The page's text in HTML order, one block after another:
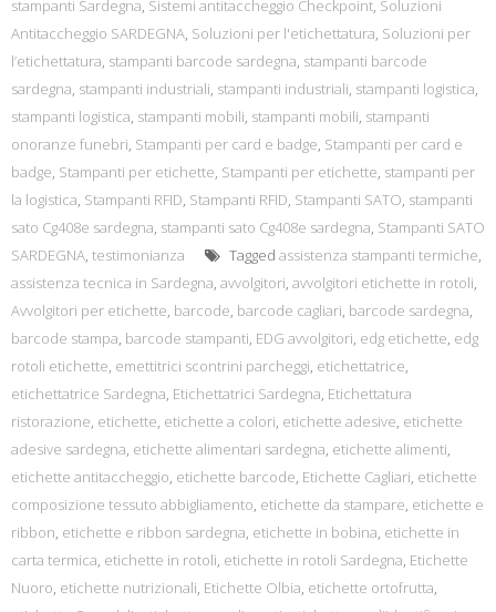
stampanti Sardegna, Sistemi antitaccheggio Checkpoint, Soluzioni
Antitaccheggio SARDEGNA, Soluzioni per l'etichettatura, Soluzioni per
l’etichettatura, stampanti barcode sardegna, stampanti barcode
sardegna, stampanti industriali, stampanti industriali, stampanti logistica,
stampanti logistica, stampanti mobili, stampanti mobili, stampanti
onoranze funebri, Stampanti per card e badge, Stampanti per card e
badge, Stampanti per etichette, Stampanti per etichette, stampanti per
la logistica, Stampanti RFID, Stampanti RFID, Stampanti SATO, stampanti
sato Cg408e sardegna, stampanti sato Cg408e sardegna, Stampanti SATO
SARDEGNA, testimonianza Tagged assistenza stampanti termiche,
assistenza tecnica in Sardegna, avvolgitori, avvolgitori etichette in rotoli,
Avvolgitori per etichette, barcode, barcode cagliari, barcode sardegna,
barcode stampa, barcode stampanti, EDG avvolgitori, edg etichette, edg
rotoli etichette, emettitrici scontrini parcheggi, etichettatrice,
etichettatrice Sardegna, Etichettatrici Sardegna, Etichettatura
ristorazione, etichette, etichette a colori, etichette adesive, etichette
adesive sardegna, etichette alimentari sardegna, etichette alimenti,
etichette antitaccheggio, etichette barcode, Etichette Cagliari, etichette
composizione tessuto abbigliamento, etichette da stampare, etichette e
ribbon, etichette e ribbon sardegna, etichette in bobina, etichette in
carta termica, etichette in rotoli, etichette in rotoli Sardegna, Etichette
Nuoro, etichette nutrizionali, Etichette Olbia, etichette ortofrutta,